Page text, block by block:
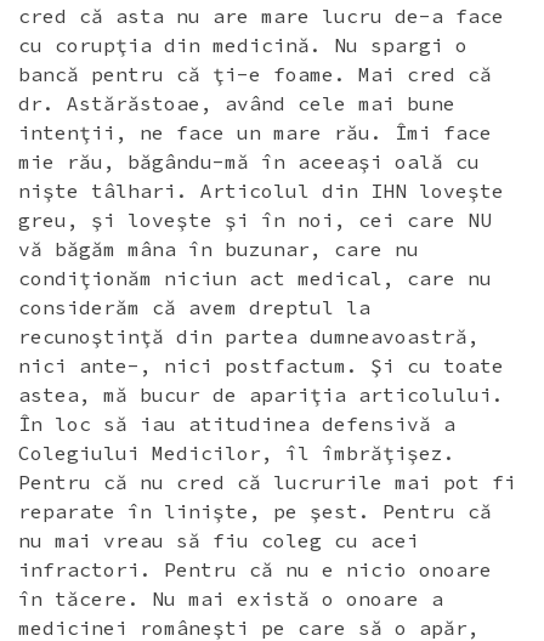
cred că asta nu are mare lucru de-a face
cu corupţia din medicină. Nu spargi o
bancă pentru că ţi-e foame. Mai cred că
dr. Astărăstoae, având cele mai bune
intenţii, ne face un mare rău. Îmi face
mie rău, băgându-mă în aceeaşi oală cu
nişte tâlhari. Articolul din IHN loveşte
greu, şi loveşte şi în noi, cei care NU
vă băgăm mâna în buzunar, care nu
condiţionăm niciun act medical, care nu
considerăm că avem dreptul la
recunoştinţă din partea dumneavoastră,
nici ante-, nici postfactum. Şi cu toate
astea, mă bucur de apariţia articolului.
În loc să iau atitudinea defensivă a
Colegiului Medicilor, îl îmbrăţişez.
Pentru că nu cred că lucrurile mai pot fi
reparate în linişte, pe şest. Pentru că
nu mai vreau să fiu coleg cu acei
infractori. Pentru că nu e nicio onoare
în tăcere. Nu mai există o onoare a
medicinei româneşti pe care să o apăr,